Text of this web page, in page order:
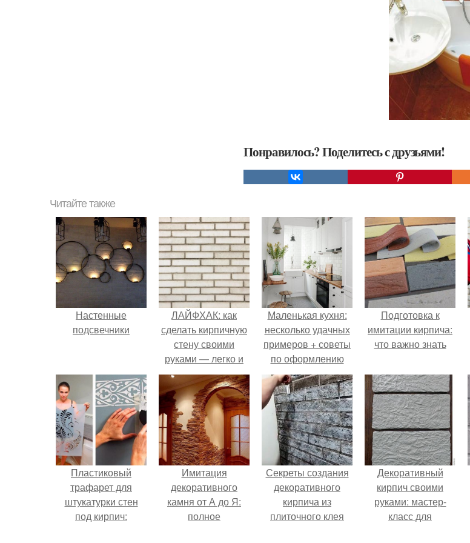
Понравилось? Поделитесь с друзьями!
Читайте также
Настенные
подсвечники
ЛАЙФХАК: как
сделать кирпичную
стену своими
руками — легко и
просто
Маленькая кухня:
несколько удачных
примеров + советы
по оформлению
Подготовка к
имитации кирпича:
что важно знать
Пластиковый
трафарет для
штукатурки стен
под кирпич:
Имитация
декоративного
камня от А до Я:
полное
Секреты создания
декоративного
кирпича из
плиточного клея
Декоративный
кирпич своими
руками: мастер-
класс для